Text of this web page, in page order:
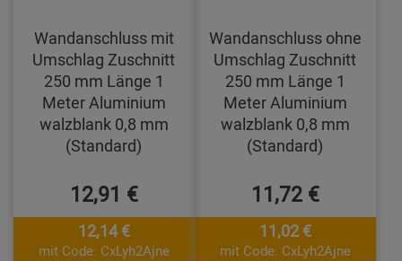
Wandanschluss mit
Umschlag Zuschnitt
250 mm Länge 1
Meter Aluminium
walzblank 0,8 mm
(Standard)
12,91 €
12,14 €
mit Code: CxLyh2Ajne
Wandanschluss ohne
Umschlag Zuschnitt
250 mm Länge 1
Meter Aluminium
walzblank 0,8 mm
(Standard)
11,72 €
11,02 €
mit Code: CxLyh2Ajne